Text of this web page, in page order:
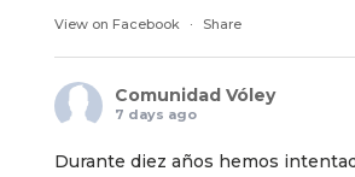
View on Facebook · Share
Comunidad Vóley
7 days ago
Durante diez años hemos